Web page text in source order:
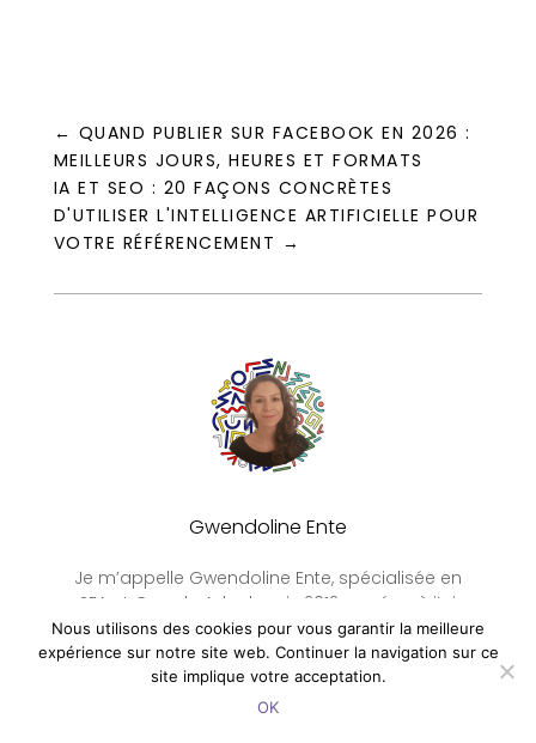
← QUAND PUBLIER SUR FACEBOOK EN 2026 :
MEILLEURS JOURS, HEURES ET FORMATS
IA ET SEO : 20 FAÇONS CONCRÈTES
D'UTILISER L'INTELLIGENCE ARTIFICIELLE POUR
VOTRE RÉFÉRENCEMENT →
Gwendoline Ente
Je m’appelle Gwendoline Ente, spécialisée en
SEA et Google Ads depuis 2012, année où j’ai
rejoint le siège social de La Redoute à Roubaix.
Pendant 4 ans, j’ai occupé la fonction de
responsable des flux Google Shopping et des
comparateurs de prix dans l’équipe marketing
Nous utilisons des cookies pour vous garantir la meilleure
expérience sur notre site web. Continuer la navigation sur ce
site implique votre acceptation.
OK